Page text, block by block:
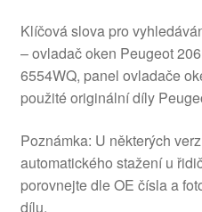
Klíčová slova pro
– ovladač oken Peugeot
6554WQ, panel ovladače
použité originální díly
Poznámka: U některých
automatického stažení u
porovnejte dle OE čísla a
dílu.